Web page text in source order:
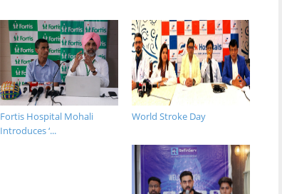
World Stroke Day
Fortis Hospital Mohali
Introduces ‘...